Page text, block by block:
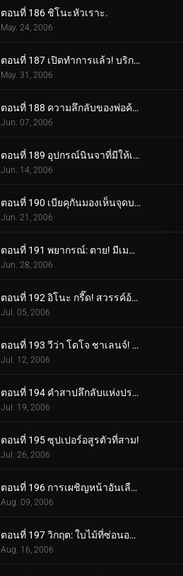
ตอนที่ 186 ชิโนะหัวเราะ.
May. 24, 2006
ตอนที่ 187 เปิดทำการแล้ว! บริการขนย้ายใบไม้
May. 31, 2006
ตอนที่ 188 ความลึกลับของพ่อค้าเป้าหมาย
Jun. 07, 2006
ตอนที่ 189 อุปกรณ์นินจาที่มีให้เลือกอย่างไม่มีขีดจำกัด
Jun. 14, 2006
ตอนที่ 190 เบียคุกันมองเห็นจุดบอด!
Jun. 21, 2006
ตอนที่ 191 พยากรณ์: ตาย! มีเมฆมากและมีโอกาสเกิดพระอาทิตย์!
Jun. 28, 2006
ตอนที่ 192 อิโนะ กรี๊ด! สวรรค์อ้วน!
Jul. 05, 2006
ตอนที่ 193 วีว่า โดโจ ชาเลนจ์! เยาวชนเป็นเรื่องของความหลงใหล!
Jul. 12, 2006
ตอนที่ 194 คำสาปลึกลับแห่งปราสาทผีสิง
Jul. 19, 2006
ตอนที่ 195 ซุปเปอร์อสูรตัวที่สาม!
Jul. 26, 2006
ตอนที่ 196 การเผชิญหน้าอันเลือดร้อน: นักเรียนกับอาจารย์
Aug. 09, 2006
ตอนที่ 197 วิกฤต: ใบไม้ที่ซ่อนอยู่ 11 รวมพล!
Aug. 16, 2006